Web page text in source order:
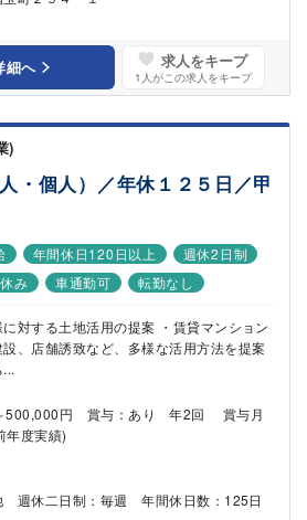
細へ 求人をキープ
1 人がこの求人をキープ
)
・個人）／年休１２５日／甲
年間休日120日以上
週休2日制
み 車通勤可 転勤なし
に対する土地活用の提案 ・賃貸マンション
、店舗誘致など、多様な活用方法を提案
500,000円 賞与：あり 年2回 賞与月
年度実績)
週休二日制：毎週 年間休日数：125日